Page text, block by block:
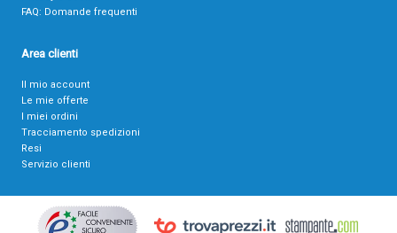
FAQ: Domande frequenti
Area clienti
Il mio account
Le mie offerte
I miei ordini
Tracciamento spedizioni
Resi
Servizio clienti